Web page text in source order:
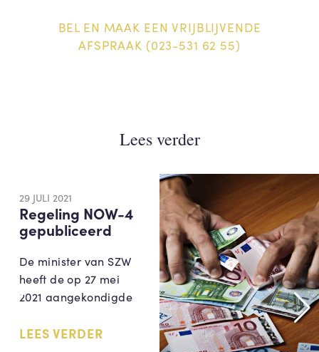
BEL EN MAAK EEN VRIJBLIJVENDE
AFSPRAAK (023-531 62 55)
Lees verder
29 JULI 2021
Regeling NOW-4
gepubliceerd
De minister van SZW
heeft de op 27 mei
2021 aangekondigde
LEES VERDER